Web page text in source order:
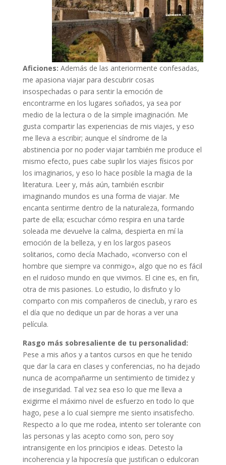
Aficiones: Además de las anteriormente confesadas,
me apasiona viajar para descubrir cosas
insospechadas o para sentir la emoción de
encontrarme en los lugares soñados, ya sea por
medio de la lectura o de la simple imaginación. Me
gusta compartir las experiencias de mis viajes, y eso
me lleva a escribir; aunque el síndrome de la
abstinencia por no poder viajar también me produce el
mismo efecto, pues cabe suplir los viajes físicos por
los imaginarios, y eso lo hace posible la magia de la
literatura. Leer y, más aún, también escribir
imaginando mundos es una forma de viajar. Me
encanta sentirme dentro de la naturaleza, formando
parte de ella; escuchar cómo respira en una tarde
soleada me devuelve la calma, despierta en mí la
emoción de la belleza, y en los largos paseos
solitarios, como decía Machado, «converso con el
hombre que siempre va conmigo», algo que no es fácil
en el ruidoso mundo en que vivimos. El cine es, en fin,
otra de mis pasiones. Lo estudio, lo disfruto y lo
comparto con mis compañeros de cineclub, y raro es
el día que no dedique un par de horas a ver una
película.
Rasgo más sobresaliente de tu personalidad:
Pese a mis años y a tantos cursos en que he tenido
que dar la cara en clases y conferencias, no ha dejado
nunca de acompañarme un sentimiento de timidez y
de inseguridad. Tal vez sea eso lo que me lleva a
exigirme el máximo nivel de esfuerzo en todo lo que
hago, pese a lo cual siempre me siento insatisfecho.
Respecto a lo que me rodea, intento ser tolerante con
las personas y las acepto como son, pero soy
intransigente en los principios e ideas. Detesto la
incoherencia y la hipocresía que justifican o edulcoran